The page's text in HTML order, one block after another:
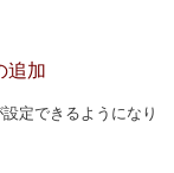
追加
定できるようになり